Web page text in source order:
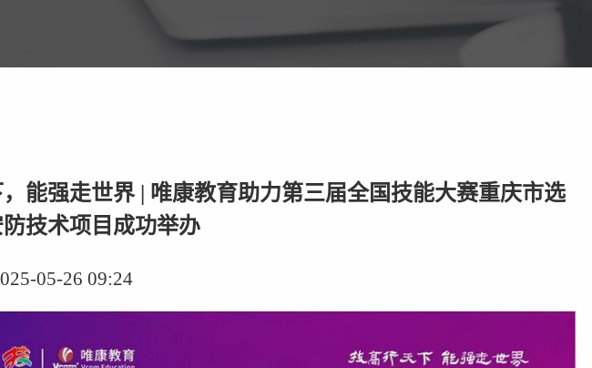
能强走世界 | 唯康教育助力第三届全国技能大赛重庆市选
技术项目成功举办
05-26 09:24